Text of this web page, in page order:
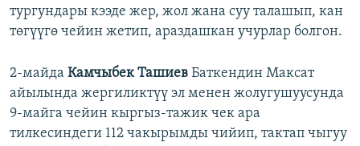
тургундары кээде жер, жол жана суу талашып, кан
төгүүгө чейин жетип, араздашкан учурлар болгон.
2-майда Камчыбек Ташиев Баткендин Максат
айылында жергиликтүү эл менен жолугушуусунда
9-майга чейин кыргыз-тажик чек ара
тилкесиндеги 112 чакырымды чийип, тактап чыгуу